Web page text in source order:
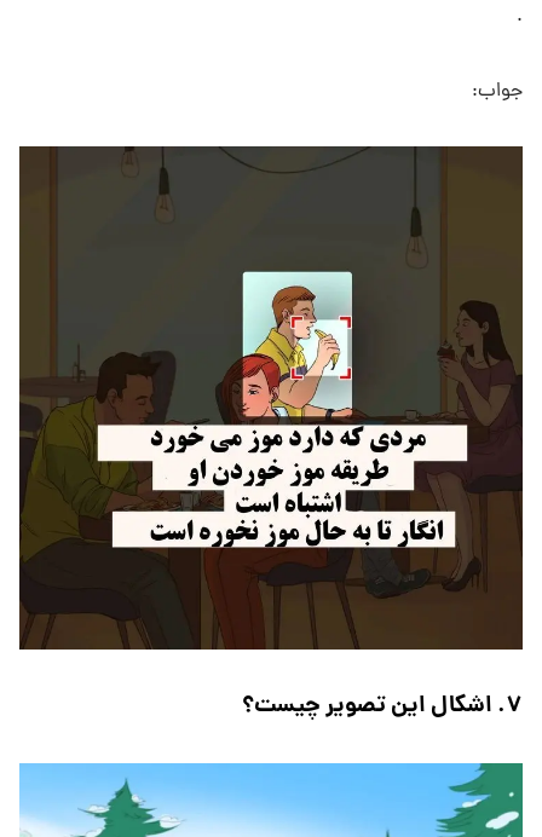
.
جواب:
۷. اشکال این تصویر چیست؟